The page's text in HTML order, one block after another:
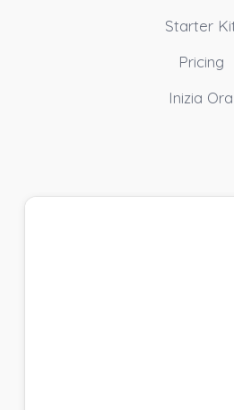
Starter
Pricing
Inizia Ora